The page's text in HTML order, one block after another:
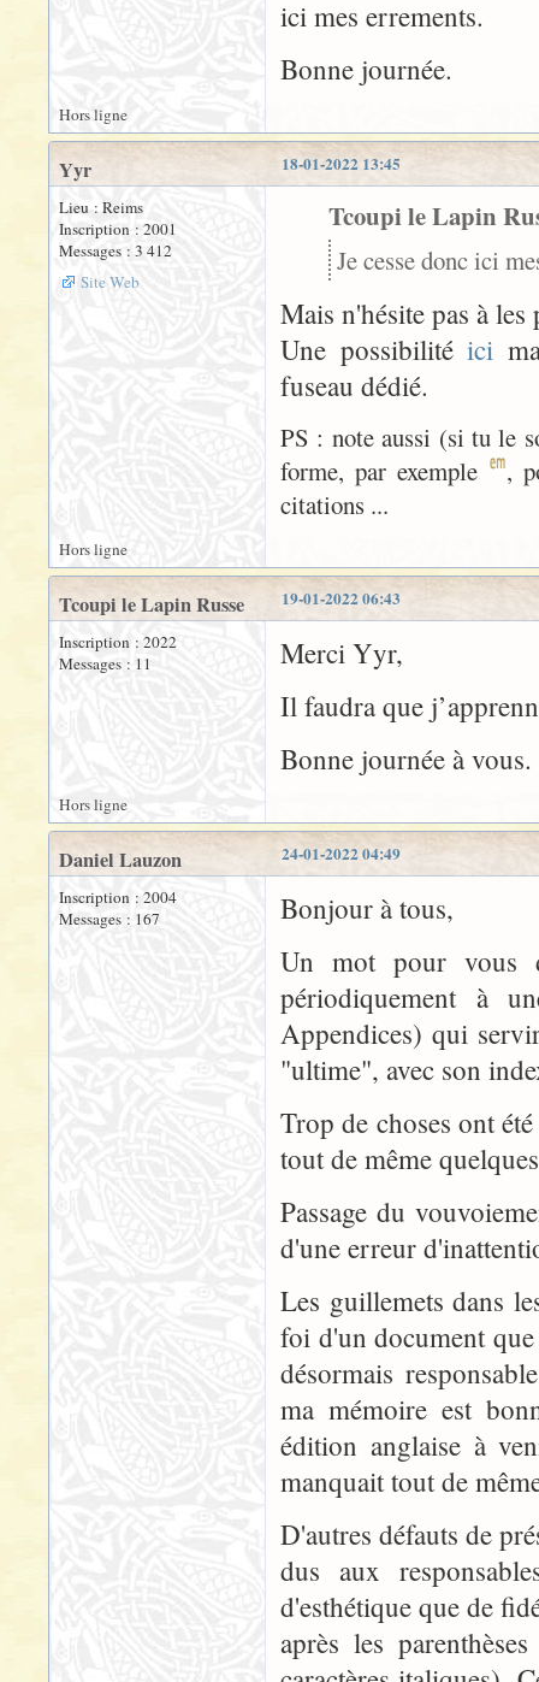
ici mes errements.
Bonne journée.
Hors ligne
18-01-2022 13:45
Yyr
Lieu : Reims
Inscription : 2001
Messages : 3 412
Site Web
Tcoupi le Lapin
Je cesse donc ici
Mais n'hésite pas à
Une possibilitéici
fuseau dédié.
PS : note aussi (si tu le
forme, par exemple
,
citations ...
Hors ligne
19-01-2022 06:43
Tcoupi le Lapin Russe
Inscription : 2022
Messages : 11
Merci Yyr,
Il faudra que
Bonne journée à vous.
Hors ligne
24-01-2022 04:49
Daniel Lauzon
Inscription : 2004
Messages : 167
Bonjour à tous,
Un mot pour vous
périodiquement à
Appendices) qui
"ultime", avec son
Trop de choses ont
tout de même
Passage du
d'une erreur
Les guillemets dans
foi d'un document que
désormais
ma mémoire est
édition anglaise à
manquait tout de
D'autres défauts de
dus aux
d'esthétique que de
après les